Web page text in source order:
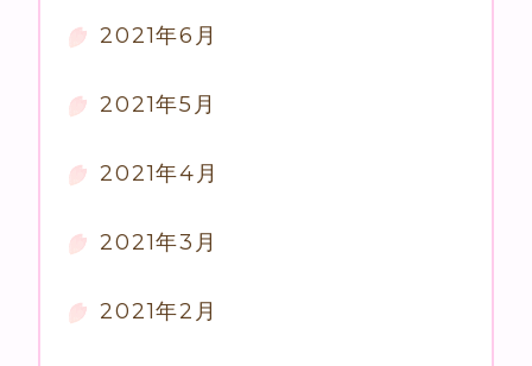
2021年6月
2021年5月
2021年4月
2021年3月
2021年2月